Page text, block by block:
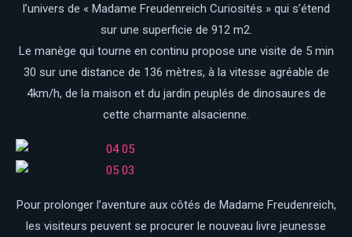
l’univers de « Madame Freudenreich Curiosités » qui s’étend
sur une superficie de 912 m2.
Le manège qui tourne en continu propose une visite de 5 min
30 sur une distance de 136 mètres, à la vitesse agréable de
4km/h, de la maison et du jardin peuplés de dinosaures de
cette charmante alsacienne.
Pour prolonger l’aventure aux côtés de Madame Freudenreich,
les visiteurs peuvent se procurer le nouveau livre jeunesse